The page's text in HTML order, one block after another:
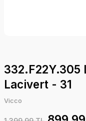
332.F22Y.305
Lacivert - 31
Vicco